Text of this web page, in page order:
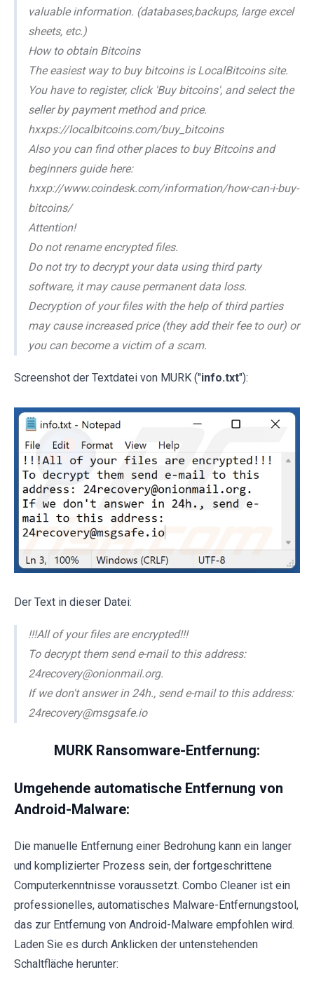
valuable information. (databases,backups, large excel
sheets, etc.)
How to obtain Bitcoins
The easiest way to buy bitcoins is LocalBitcoins site.
You have to register, click 'Buy bitcoins', and select the
seller by payment method and price.
hxxps://localbitcoins.com/buy_bitcoins
Also you can find other places to buy Bitcoins and
beginners guide here:
hxxp://www.coindesk.com/information/how-can-i-buy-
bitcoins/
Attention!
Do not rename encrypted files.
Do not try to decrypt your data using third party
software, it may cause permanent data loss.
Decryption of your files with the help of third parties
may cause increased price (they add their fee to our) or
you can become a victim of a scam.
Screenshot der Textdatei von MURK ("info.txt"):
Der Text in dieser Datei:
!!!All of your files are encrypted!!!
To decrypt them send e-mail to this address:
24recovery@onionmail.org.
If we don't answer in 24h., send e-mail to this address:
24recovery@msgsafe.io
MURK Ransomware-Entfernung:
Umgehende automatische Entfernung von
Android-Malware:
Die manuelle Entfernung einer Bedrohung kann ein langer
und komplizierter Prozess sein, der fortgeschrittene
Computerkenntnisse voraussetzt. Combo Cleaner ist ein
professionelles, automatisches Malware-Entfernungstool,
das zur Entfernung von Android-Malware empfohlen wird.
Laden Sie es durch Anklicken der untenstehenden
Schaltfläche herunter: